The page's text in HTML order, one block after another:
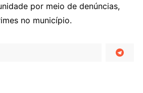
por meio de denúncias,
no município.